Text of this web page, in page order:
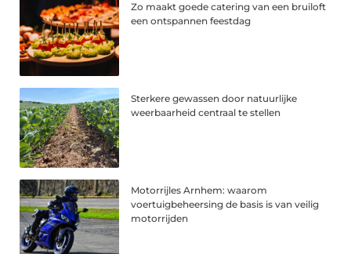
Zo maakt goede catering van een bruiloft
een ontspannen feestdag
Sterkere gewassen door natuurlijke
weerbaarheid centraal te stellen
Motorrijles Arnhem: waarom
voertuigbeheersing de basis is van veilig
motorrijden